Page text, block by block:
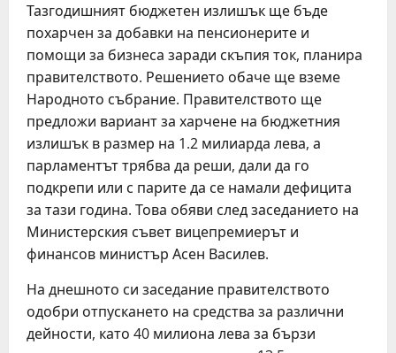
Тазгодишният бюджетен излишък ще бъде
похарчен за добавки на пенсионерите и
помощи за бизнеса заради скъпия ток, планира
правителството. Решението обаче ще вземе
Народното събрание. Правителството ще
предложи вариант за харчене на бюджетния
излишък в размер на 1.2 милиарда лева, а
парламентът трябва да реши, дали да го
подкрепи или с парите да се намали дефицита
за тази година. Това обяви след заседанието на
Министерския съвет вицепремиерът и
финансов министър Асен Василев.
На днешното си заседание правителството
одобри отпускането на средства за различни
дейности, като 40 милиона лева за бързи